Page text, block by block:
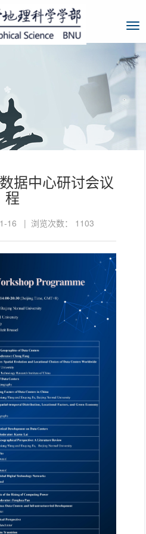
据中心研讨会议
程
16 | 浏览次数： 1103